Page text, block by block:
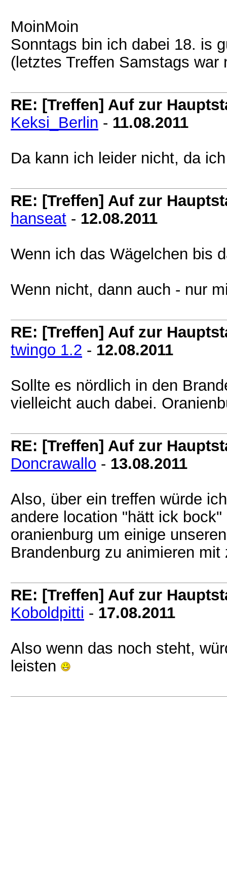
MoinMoin
Sonntags bin ich dabei 18. is
(letztes Treffen Samstags
RE: [Treffen] Auf zur
Keksi_Berlin - 11.08.2011
Da kann ich leider nicht, da
RE: [Treffen] Auf zur
hanseat - 12.08.2011
Wenn ich das Wägelchen bis
Wenn nicht, dann auch - nur
RE: [Treffen] Auf zur
twingo 1.2 - 12.08.2011
Sollte es nördlich in den
vielleicht auch dabei.
RE: [Treffen] Auf zur
Doncrawallo - 13.08.2011
Also, über ein treffen würde
andere location "hätt ick
oranienburg um einige
Brandenburg zu animieren
RE: [Treffen] Auf zur
Koboldpitti - 17.08.2011
Also wenn das noch steht,
leisten